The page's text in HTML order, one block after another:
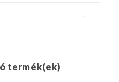
termék(ek)